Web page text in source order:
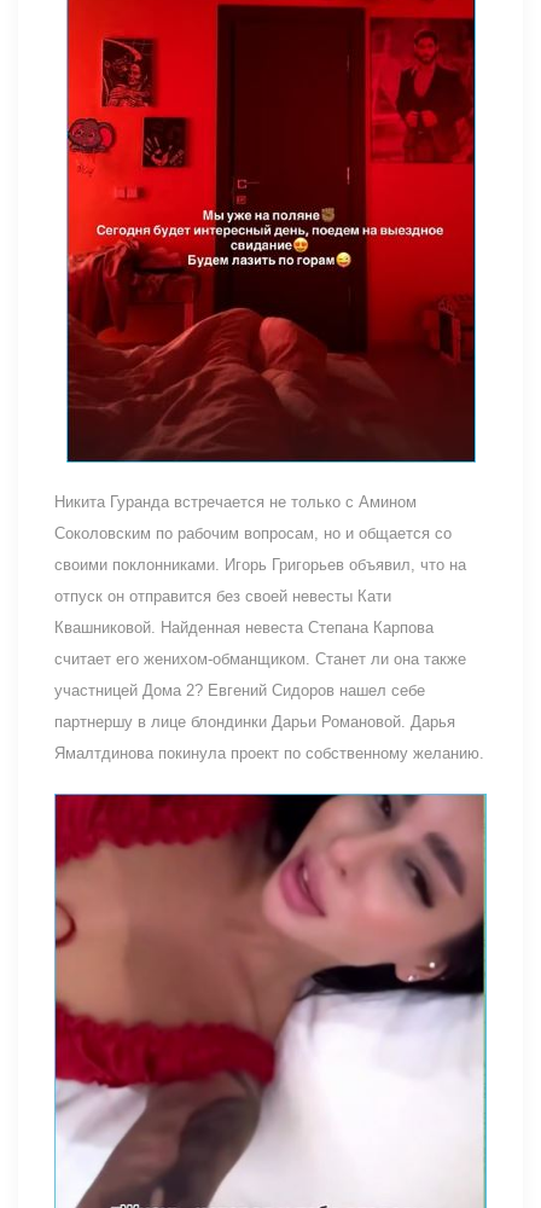
Никита Гуранда встречается не только с Амином
Соколовским по рабочим вопросам, но и общается со
своими поклонниками. Игорь Григорьев объявил, что на
отпуск он отправится без своей невесты Кати
Квашниковой. Найденная невеста Степана Карпова
считает его женихом-обманщиком. Станет ли она также
участницей Дома 2? Евгений Сидоров нашел себе
партнершу в лице блондинки Дарьи Романовой. Дарья
Ямалтдинова покинула проект по собственному желанию.